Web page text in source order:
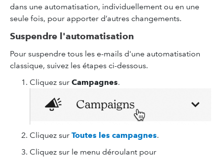
dans une automatisation, individuellement ou en une
seule fois, pour apporter d’autres changements.
Suspendre l'automatisation
Pour suspendre tous les e-mails d'une automatisation
classique, suivez les étapes ci-dessous.
Cliquez sur Campagnes.
Cliquez sur Toutes les campagnes.
Cliquez sur le menu déroulant pour